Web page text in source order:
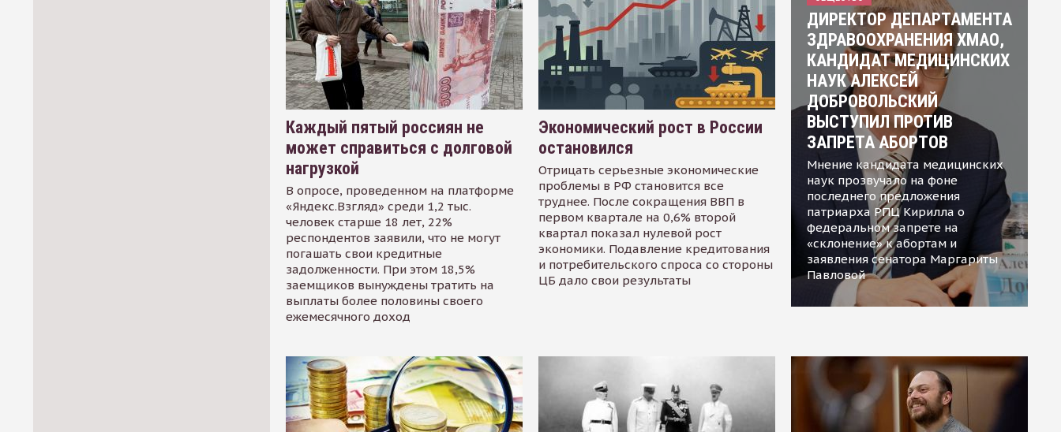
Каждый пятый россиян не
может справиться с долговой
нагрузкой
В опросе, проведенном на платформе
«Яндекс.Взгляд» среди 1,2 тыс.
человек старше 18 лет, 22%
респондентов заявили, что не могут
погашать свои кредитные
задолженности. При этом 18,5%
заемщиков вынуждены тратить на
выплаты более половины своего
ежемесячного доход
Экономический рост в России
остановился
Отрицать серьезные экономические
проблемы в РФ становится все
труднее. После сокращения ВВП в
первом квартале на 0,6% второй
квартал показал нулевой рост
экономики. Подавление кредитования
и потребительского спроса со стороны
ЦБ дало свои результаты
ДИРЕКТОР ДЕПАРТАМЕНТА
ЗДРАВООХРАНЕНИЯ ХМАО,
КАНДИДАТ МЕДИЦИНСКИХ
НАУК АЛЕКСЕЙ
ДОБРОВОЛЬСКИЙ
ВЫСТУПИЛ ПРОТИВ
ЗАПРЕТА АБОРТОВ
Мнение кандидата медицинских
наук прозвучало на фоне
последнего предложения
патриарха РПЦ Кирилла о
федеральном запрете на
«склонение» к абортам и
заявления сенатора Маргариты
Павловой